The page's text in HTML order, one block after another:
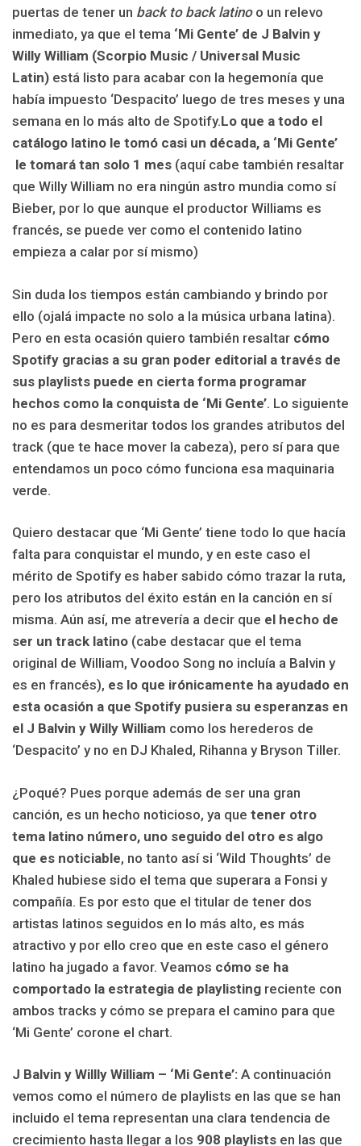
puertas de tener un back to back latino o un relevo
inmediato, ya que el tema ‘Mi Gente’ de J Balvin y
Willy William (Scorpio Music / Universal Music
Latin) está listo para acabar con la hegemonía que
había impuesto ‘Despacito’ luego de tres meses y una
semana en lo más alto de Spotify.Lo que a todo el
catálogo latino le tomó casi un década, a ‘Mi Gente’
le tomará tan solo 1 mes (aquí cabe también resaltar
que Willy William no era ningún astro mundia como sí
Bieber, por lo que aunque el productor Williams es
francés, se puede ver como el contenido latino
empieza a calar por sí mismo)
Sin duda los tiempos están cambiando y brindo por
ello (ojalá impacte no solo a la música urbana latina).
Pero en esta ocasión quiero también resaltar cómo
Spotify gracias a su gran poder editorial a través de
sus playlists puede en cierta forma programar
hechos como la conquista de ‘Mi Gente’. Lo siguiente
no es para desmeritar todos los grandes atributos del
track (que te hace mover la cabeza), pero sí para que
entendamos un poco cómo funciona esa maquinaria
verde.
Quiero destacar que ‘Mi Gente’ tiene todo lo que hacía
falta para conquistar el mundo, y en este caso el
mérito de Spotify es haber sabido cómo trazar la ruta,
pero los atributos del éxito están en la canción en sí
misma. Aún así, me atrevería a decir que el hecho de
ser un track latino (cabe destacar que el tema
original de William, Voodoo Song no incluía a Balvin y
es en francés), es lo que irónicamente ha ayudado en
esta ocasión a que Spotify pusiera su esperanzas en
el J Balvin y Willy William como los herederos de
‘Despacito’ y no en DJ Khaled, Rihanna y Bryson Tiller.
¿Poqué? Pues porque además de ser una gran
canción, es un hecho noticioso, ya que tener otro
tema latino número, uno seguido del otro es algo
que es noticiable, no tanto así si ‘Wild Thoughts’ de
Khaled hubiese sido el tema que superara a Fonsi y
compañía. Es por esto que el titular de tener dos
artistas latinos seguidos en lo más alto, es más
atractivo y por ello creo que en este caso el género
latino ha jugado a favor. Veamos cómo se ha
comportado la estrategia de playlisting reciente con
ambos tracks y cómo se prepara el camino para que
‘Mi Gente’ corone el chart.
J Balvin y Willly William – ‘Mi Gente’: A continuación
vemos como el número de playlists en las que se han
incluido el tema representan una clara tendencia de
crecimiento hasta llegar a los 908 playlists en las que